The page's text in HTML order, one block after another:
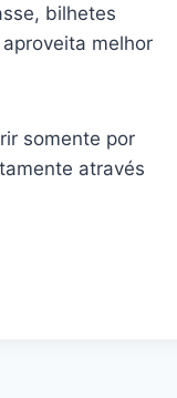
bilhetes
melhor
somente por
através